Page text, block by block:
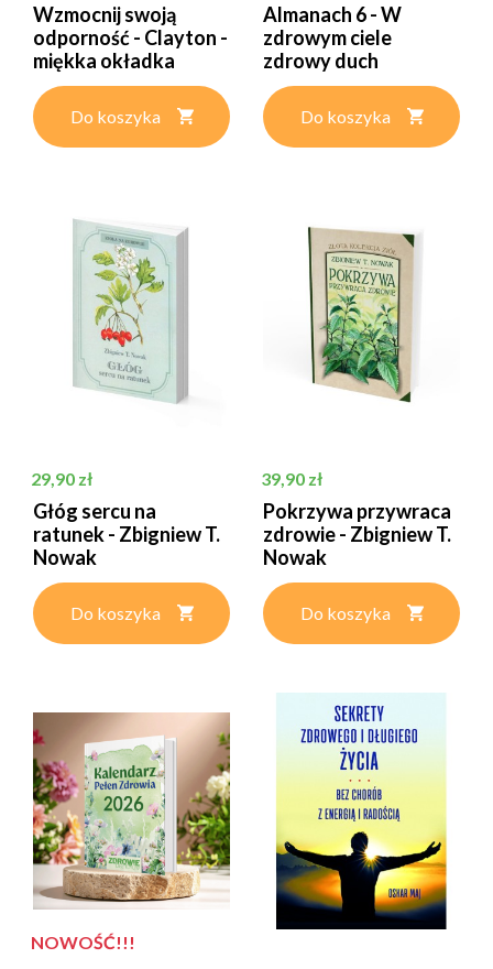
Wzmocnij swoją
odporność - Clayton -
miękka okładka
Do koszyka
Almanach 6 - W
zdrowym ciele
zdrowy duch
Do koszyka
Cena
29,90 zł
Głóg sercu na
ratunek - Zbigniew T.
Nowak
Do koszyka
Cena
39,90 zł
Pokrzywa przywraca
zdrowie - Zbigniew T.
Nowak
Do koszyka
NOWOŚĆ!!!